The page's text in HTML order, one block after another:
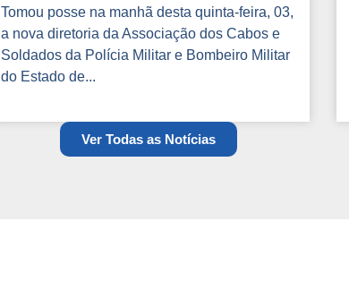
Tomou posse na manhã desta quinta-feira, 03,
a nova diretoria da Associação dos Cabos e
Soldados da Polícia Militar e Bombeiro Militar
do Estado de...
Ver Todas as Notícias